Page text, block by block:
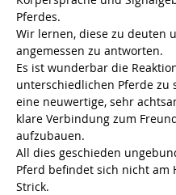
Pferdes.
Wir lernen, diese zu deuten
angemessen zu antworten.
Es ist wunderbar die
unterschiedlichen Pferde zu
eine neuwertige, sehr
klare Verbindung zum
aufzubauen.
All dies geschieden
Pferd befindet sich nicht am
Strick.